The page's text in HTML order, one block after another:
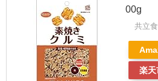
00g
共立
楽天